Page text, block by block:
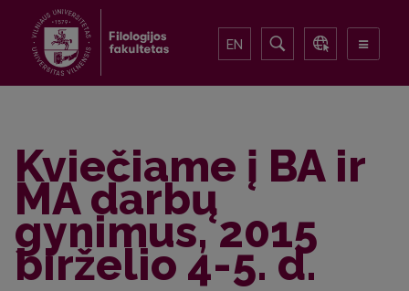
EN
Kviečiame į BA ir
MA darbų
gynimus, 2015
birželio 4-5. d.